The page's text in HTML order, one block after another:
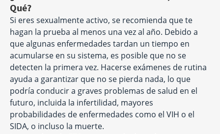
Qué?
Si eres sexualmente activo, se recomienda que te
hagan la prueba al menos una vez al año. Debido a
que algunas enfermedades tardan un tiempo en
acumularse en su sistema, es posible que no se
detecten la primera vez. Hacerse exámenes de rutina
ayuda a garantizar que no se pierda nada, lo que
podría conducir a graves problemas de salud en el
futuro, incluida la infertilidad, mayores
probabilidades de enfermedades como el VIH o el
SIDA, o incluso la muerte.